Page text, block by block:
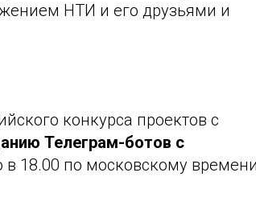
НТИ и его друзьями и
конкурса проектов с
Телеграм-ботов с
в 18.00 по московскому